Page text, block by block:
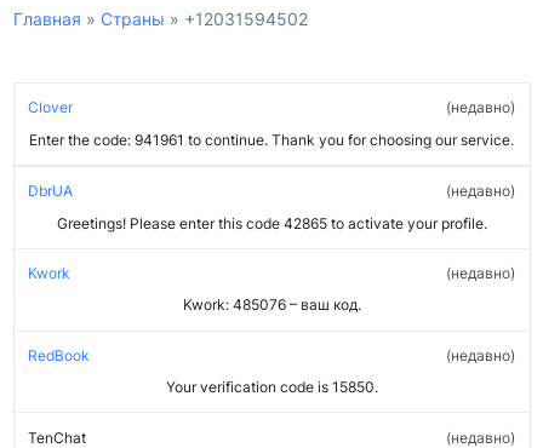
Главная » Страны » +12031594502
Clover
Enter the code: 941961 to continue. Thank you for choosing our service.
недавно
DbrUA
Greetings! Please enter this code 42865 to activate your profile.
недавно
Kwork
Kwork: 485076 – ваш код.
недавно
RedBook
Your verification code is 15850.
недавно
TenChat
недавно